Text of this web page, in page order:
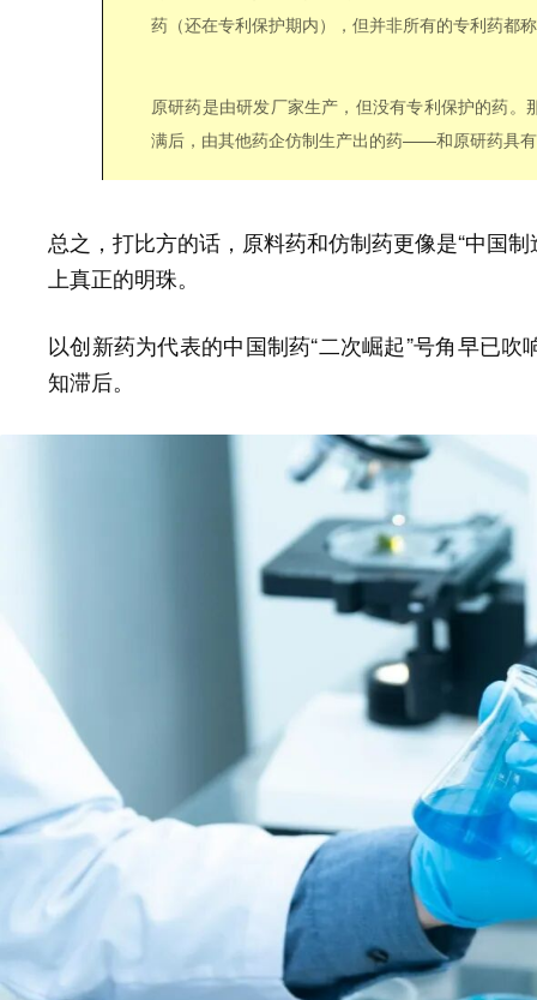
药 （还在专利保护期内），但并非所有的专利药都
原研药是由研发厂家生产，但没有专利保护的药。
满后，由其他药企仿制生产出的药——和原研药具
总之，打比方的话，原料药和仿制药更像是“中国
上真正的明珠。
以创新药为代表的中国制药“二次崛起”号角早已
知滞后。